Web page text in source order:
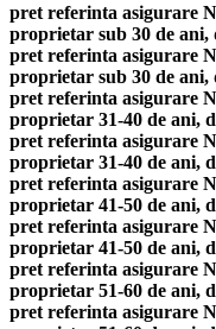
pret referinta asigurare
proprietar sub 30 de
pret referinta asigurare
proprietar sub 30 de
pret referinta asigurare
proprietar 31-40 de ani,
pret referinta asigurare
proprietar 31-40 de ani,
pret referinta asigurare
proprietar 41-50 de ani,
pret referinta asigurare
proprietar 41-50 de ani,
pret referinta asigurare
proprietar 51-60 de ani,
pret referinta asigurare